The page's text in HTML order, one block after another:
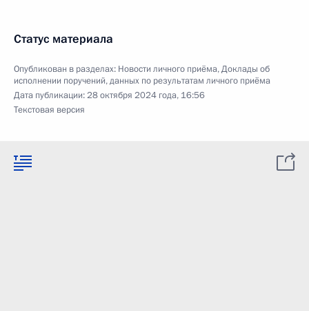
Статус материала
Опубликован в разделах: Новости личного приёма,Доклады об
исполнении поручений, данных по результатам личного приёма
Дата публикации:28 октября 2024 года, 16:56
Текстовая версия